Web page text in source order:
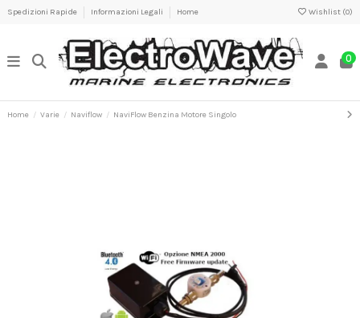
Spedizioni Rapide Informazioni Legali Home Wishlist (0)
0
Home Varie Naviflow NaviFlow Benzina Motore Singolo